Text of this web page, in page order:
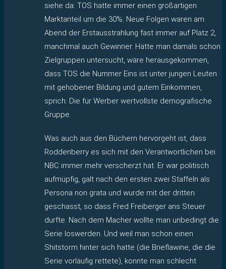
siehe da: TOS hatte immer einen großartigen
Marktanteil um die 30%. Neue Folgen waren am
Abend der Erstausstrahlung fast immer auf Platz 2,
manchmal auch Gewinner. Hätte man damals schon
Zielgruppen untersucht, wäre herausgekommen,
dass TOS die Nummer Eins ist unter jungen Leuten
mit gehobener Bildung und gutem Einkommen,
sprich: Die für Werber wertvollste demografische
Gruppe.
Was auch aus den Büchern hervorgeht ist, dass
Roddenberry es sich mit den Verantwortlichen bei
NBC immer mehr verscherzt hat. Er war politisch
aufmüpfig, galt nach den ersten zwei Staffeln als
Persona non grata und wurde mit der dritten
geschasst, so dass Fred Freiberger ans Steuer
durfte. Nach dem Macher wollte man unbedingt die
Serie loswerden. Und weil man schon einen
Shitstorm hinter sich hatte (die Brieflawine, die die
Serie vorläufig rettete), konnte man schlecht